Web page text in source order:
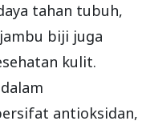
tahan tubuh,
biji juga
kulit.
antioksidan,